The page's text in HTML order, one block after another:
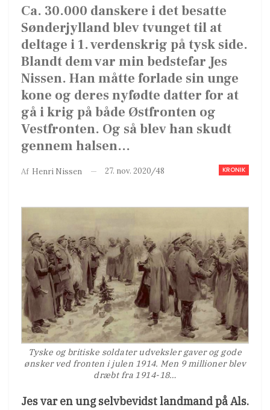
Ca. 30.000 danskere i det besatte
Sønderjylland blev tvunget til at
deltage i 1. verdenskrig på tysk side.
Blandt dem var min bedstefar Jes
Nissen. Han måtte forlade sin unge
kone og deres nyfødte datter for at
gå i krig på både Østfronten og
Vestfronten. Og så blev han skudt
gennem halsen...
KRONIK
Af Henri Nissen 27. nov. 2020/48
Tyske og britiske soldater udveksler gaver og gode
ønsker ved fronten i julen 1914. Men 9 millioner blev
dræbt fra 1914-18…
Jes var en ung selvbevidst landmand på Als.